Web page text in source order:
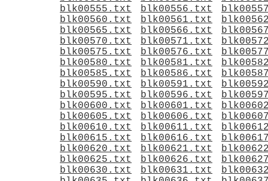
blk00555.txt
blk00556.txt
blk00560.txt
blk00561.txt
blk00565.txt
blk00566.txt
blk00570.txt
blk00571.txt
blk00575.txt
blk00576.txt
blk00580.txt
blk00581.txt
blk00585.txt
blk00586.txt
blk00590.txt
blk00591.txt
blk00595.txt
blk00596.txt
blk00600.txt
blk00601.txt
blk00605.txt
blk00606.txt
blk00610.txt
blk00611.txt
blk00615.txt
blk00616.txt
blk00620.txt
blk00621.txt
blk00625.txt
blk00626.txt
blk00630.txt
blk00631.txt